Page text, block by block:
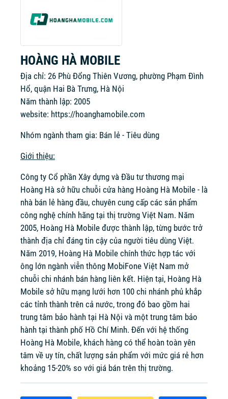
HOÀNG HÀ MOBILE
Địa chỉ: 26 Phù Đổng Thiên Vương, phường Phạm Đình
Hổ, quận Hai Bà Trưng, Hà Nội
Năm thành lập: 2005
website: https://hoanghamobile.com
Nhóm ngành tham gia: Bán lẻ - Tiêu dùng
Giới thiệu:
Công ty Cổ phần Xây dựng và Đầu tư thương mại
Hoàng Hà sở hữu chuỗi cửa hàng Hoàng Hà Mobile - là
nhà bán lẻ hàng đầu, chuyên cung cấp các sản phẩm
công nghệ chính hãng tại thị trường Việt Nam. Năm
2005, Hoàng Hà Mobile được thành lập, từng bước trở
thành địa chỉ đáng tin cậy của người tiêu dùng Việt.
Năm 2019, Hoàng Hà Mobile chính thức hợp tác với
ông lớn ngành viễn thông MobiFone Việt Nam mở
chuỗi chi nhánh bán hàng liên kết. Hiện tại, Hoàng Hà
Mobile sở hữu mạng lưới hơn 100 chi nhánh phủ khắp
các tỉnh thành trên cả nước, trong đó bao gồm hai
trung tâm bảo hành tại Hà Nội và một trung tâm bảo
hành tại thành phố Hồ Chí Minh. Đến với hệ thống
Hoàng Hà Mobile, khách hàng có thể hoàn toàn yên
tâm về uy tín, chất lượng sản phẩm với mức giá rẻ hơn
khoảng 15-20% so với giá bán trên thị trường.